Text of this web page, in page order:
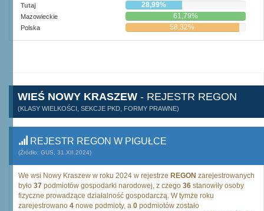
Tutaj 28,99%
Mazowieckie 61,79%
Polska 58,32%
WIEŚ NOWY KRASZEW - REJESTR REGON
(KLASY WIELKOŚCI, SEKCJE PKD, FORMY PRAWNE)
REJESTR REGON W PIGUŁCE
(Źródło: GUS, 31.XII.2024)
We wsi Nowy Kraszew w roku 2024 w rejestrze REGON zarejestrowanych
było 37 podmiotów gospodarki narodowej, z czego 36 stanowiły osoby
fizyczne prowadzące działalność gospodarczą. W tymże roku
zarejestrowano 4 nowe podmioty, a 0 podmiotów zostało